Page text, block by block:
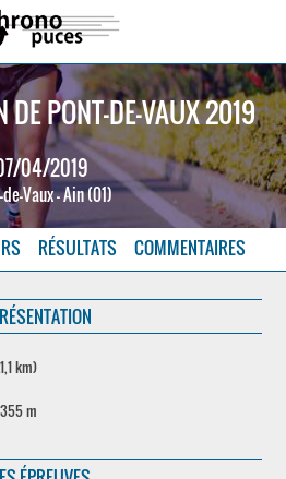
PONT-DE-VAUX 2019
04/2019
Vaux - Ain (01)
RÉSULTATS COMMENTAIRES
km)
m